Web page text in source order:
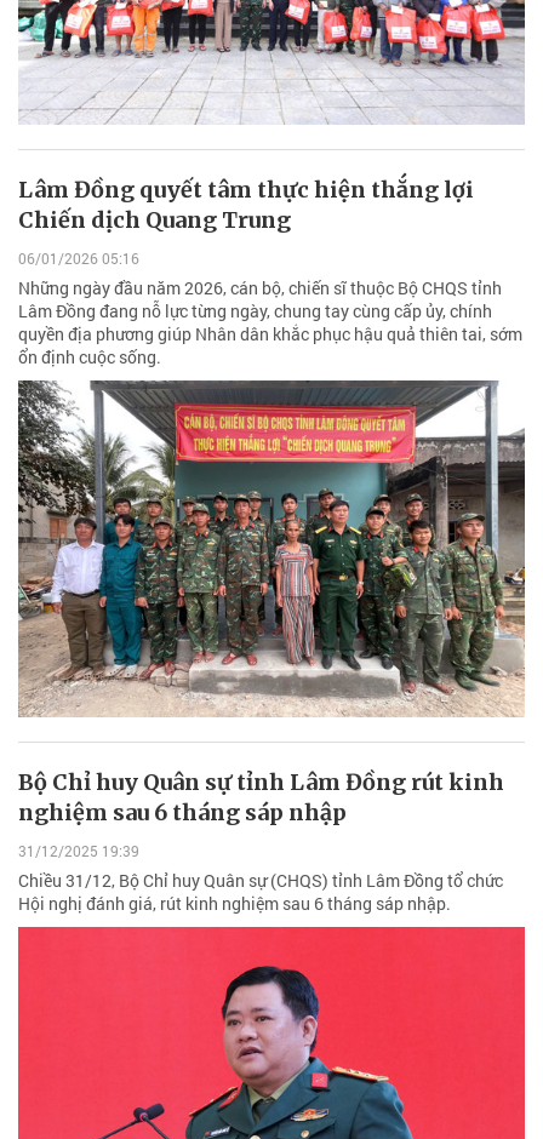
Lâm Đồng quyết tâm thực hiện thắng lợi
Chiến dịch Quang Trung
06/01/2026 05:16
Những ngày đầu năm 2026, cán bộ, chiến sĩ thuộc Bộ CHQS tỉnh
Lâm Đồng đang nỗ lực từng ngày, chung tay cùng cấp ủy, chính
quyền địa phương giúp Nhân dân khắc phục hậu quả thiên tai, sớm
ổn định cuộc sống.
Bộ Chỉ huy Quân sự tỉnh Lâm Đồng rút kinh
nghiệm sau 6 tháng sáp nhập
31/12/2025 19:39
Chiều 31/12, Bộ Chỉ huy Quân sự (CHQS) tỉnh Lâm Đồng tổ chức
Hội nghị đánh giá, rút kinh nghiệm sau 6 tháng sáp nhập.